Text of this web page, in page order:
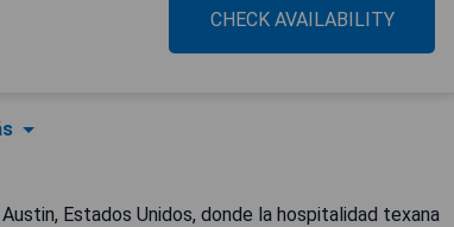
CHECK AVAILABILITY
Estados Unidos, donde la hospitalidad texana